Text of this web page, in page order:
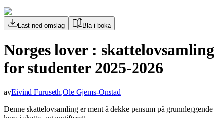
Last ned omslag Bla i boka
Norges lover : skattelovsamling
for studenter 2025-2026
avEivind Furuseth,Ole Gjems-Onstad
Denne skattelovsamling er ment å dekke pensum på grunnleggende